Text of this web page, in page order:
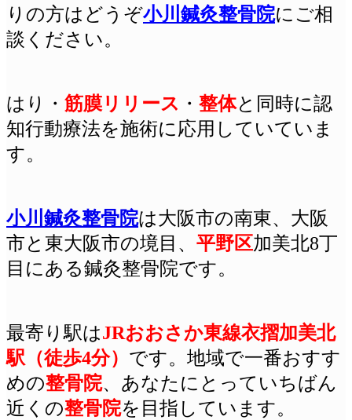
りの方はどうぞ小川鍼灸整骨院にご相
談ください。
はり ・ 筋膜リリース ・ 整体と同時に認
知行動療法を施術に応用していていま
す。
小川鍼灸整骨院は大阪市の南東、大阪
市と東大阪市の境目、 平野区加美北8丁
目にある鍼灸整骨院です。
最寄り駅はJRおおさか東線衣摺加美北
駅（徒歩4分） です。地域で一番おすす
めの整骨院、あなたにとっていちばん
近くの整骨院を目指しています。